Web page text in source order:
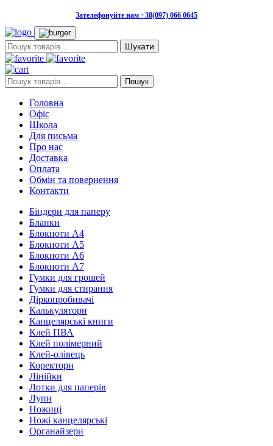
Зателефонуйте нам +38(097) 066 0645
Пошук:
Пошук: Пошук
Головна
Офіс
Школа
Для письма
Про нас
Доставка
Оплата
Обмін та повернення
Контакти
Біндери для паперу
Бланки
Блокноти А4
Блокноти А5
Блокноти А6
Блокноти А7
Гумки для грошей
Гумки для стирання
Діркопробивачі
Калькулятори
Канцелярські книги
Клей ПВА
Клей полімерний
Клей-олівець
Коректори
Лінійки
Лотки для паперів
Лупи
Ножиці
Ножі канцелярські
Органайзери